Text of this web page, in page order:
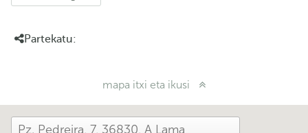
Partekatu:
mapa itxi eta ikusi